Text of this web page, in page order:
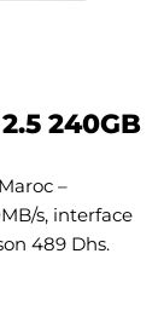
240GB
–
s, interface
489 Dhs.